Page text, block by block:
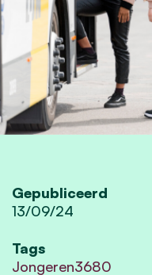
Gepubliceerd
13/09/24
Tags
Jongeren3680